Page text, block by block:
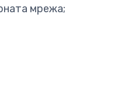
мрежа;